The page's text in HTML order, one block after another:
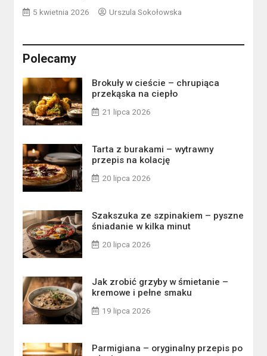
5 kwietnia 2026 Urszula Sokołowska
Polecamy
Brokuły w cieście – chrupiąca
przekąska na ciepło
21 lipca 2026
Tarta z burakami – wytrawny
przepis na kolację
20 lipca 2026
Szakszuka ze szpinakiem – pyszne
śniadanie w kilka minut
20 lipca 2026
Jak zrobić grzyby w śmietanie –
kremowe i pełne smaku
19 lipca 2026
Parmigiana – oryginalny przepis po